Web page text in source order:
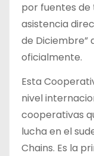
por fuentes de
asistencia
de Diciembre”
oficialmente.
Esta
nivel
cooperativas
lucha en el
Chains. Es la